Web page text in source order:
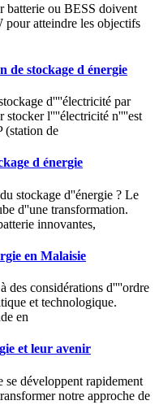
batterie ou BESS doivent
pour atteindre les objectifs
de stockage d énergie
d''''électricité par
stocker l''''électricité n''''est
(station de
d énergie
stockage d''énergie ? Le
d''une transformation.
innovantes,
en Malaisie
des considérations d''''ordre
et technologique.
en
et leur avenir
se développent rapidement
notre approche de